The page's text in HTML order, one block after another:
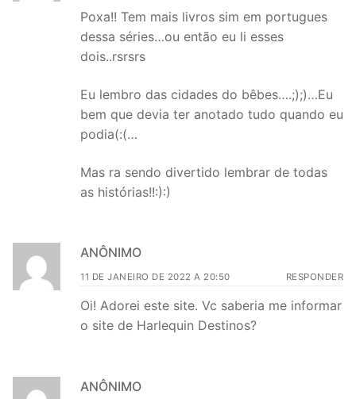
Poxa!! Tem mais livros sim em portugues
dessa séries…ou então eu li esses
dois..rsrsrs
Eu lembro das cidades do bêbes….;);)…Eu
bem que devia ter anotado tudo quando eu
podia(:(…
Mas ra sendo divertido lembrar de todas
as histórias!!:):)
ANÔNIMO
11 DE JANEIRO DE 2022 A 20:50 RESPONDER
Oi! Adorei este site. Vc saberia me informar
o site de Harlequin Destinos?
ANÔNIMO